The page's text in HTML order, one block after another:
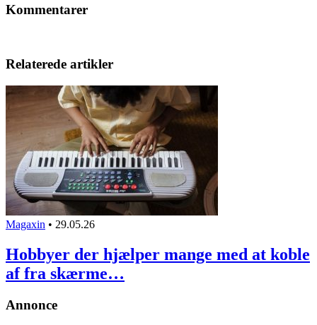
Kommentarer
Relaterede artikler
Magaxin • 29.05.26
Hobbyer der hjælper mange med at koble
af fra skærme…
Annonce